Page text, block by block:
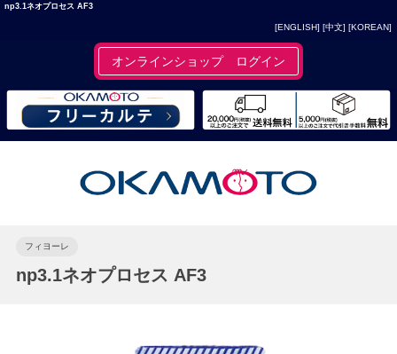
np3.1ネオプロセス AF3
[ENGLISH] [中文] [KOREAN]
オンラインショップ ログイン
フィヨーレ
np3.1ネオプロセス AF3